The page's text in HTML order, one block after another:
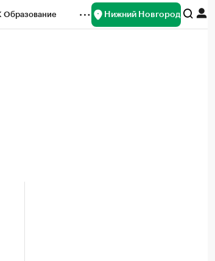
Образование Нижний Новгород